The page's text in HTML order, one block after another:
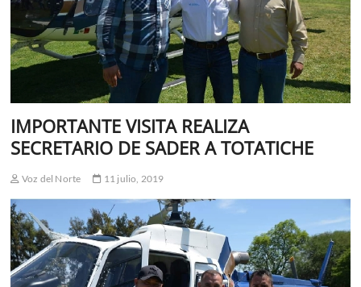
IMPORTANTE VISITA REALIZA
SECRETARIO DE SADER A TOTATICHE
Voz del Norte 11 julio, 2019